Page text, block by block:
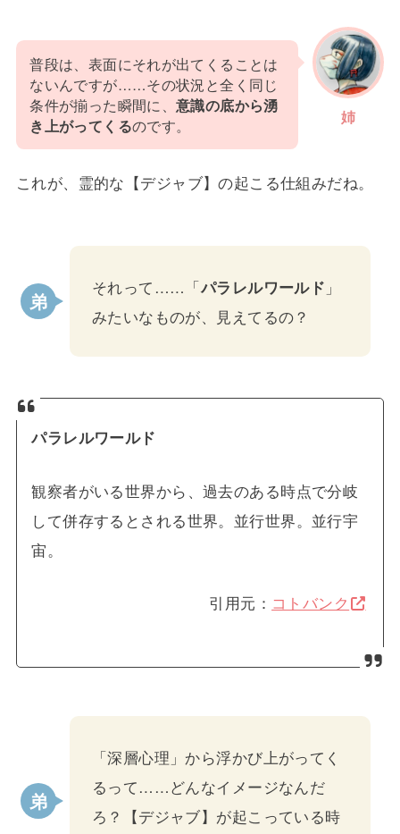
姉
普段は、表面にそれが出てくることは
ないんですが……その状況と全く同じ
条件が揃った瞬間に、意識の底から湧
き上がってくるのです。
これが、霊的な【デジャブ】の起こる仕組みだね。
それって……「パラレルワールド 」
みたいなものが、見えてるの？
パラレルワールド
観察者がいる世界から、過去のある時点で分岐
して併存するとされる世界。並行世界。並行宇
宙。
引用元： コトバンク
「深層心理」から浮かび上がってく
るって……どんなイメージなんだ
ろ？【デジャブ】が起こっている時